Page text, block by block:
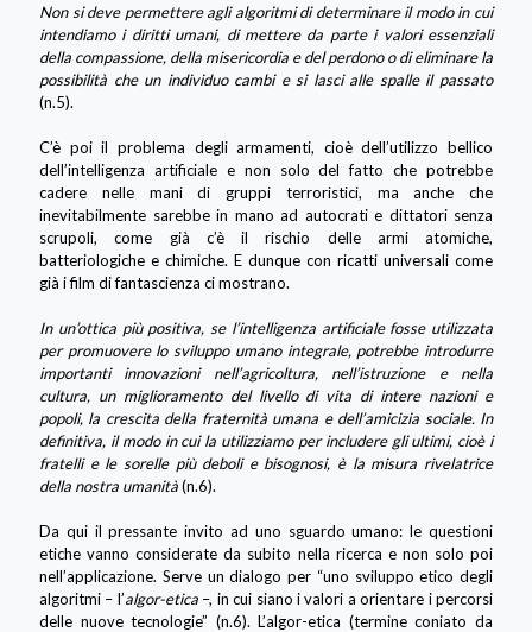
Non si deve permettere agli algoritmi di determinare il modo in cui
intendiamo i diritti umani, di mettere da parte i valori essenziali
della compassione, della misericordia e del perdono o di eliminare la
possibilità che un individuo cambi e si lasci alle spalle il passato
(n.5).
C’è poi il problema degli armamenti, cioè dell’utilizzo bellico
dell’intelligenza artificiale e non solo del fatto che potrebbe
cadere nelle mani di gruppi terroristici, ma anche che
inevitabilmente sarebbe in mano ad autocrati e dittatori senza
scrupoli, come già c’è il rischio delle armi atomiche,
batteriologiche e chimiche. E dunque con ricatti universali come
già i film di fantascienza ci mostrano.
In un’ottica più positiva, se l’intelligenza artificiale fosse utilizzata
per promuovere lo sviluppo umano integrale, potrebbe introdurre
importanti innovazioni nell’agricoltura, nell’istruzione e nella
cultura, un miglioramento del livello di vita di intere nazioni e
popoli, la crescita della fraternità umana e dell’amicizia sociale. In
definitiva, il modo in cui la utilizziamo per includere gli ultimi, cioè i
fratelli e le sorelle più deboli e bisognosi, è la misura rivelatrice
della nostra umanità(n.6).
Da qui il pressante invito ad uno sguardo umano: le questioni
etiche vanno considerate da subito nella ricerca e non solo poi
nell’applicazione. Serve un dialogo per “uno sviluppo etico degli
algoritmi – l’algor-etica–, in cui siano i valori a orientare i percorsi
delle nuove tecnologie” (n.6). L’algor-etica (termine coniato da